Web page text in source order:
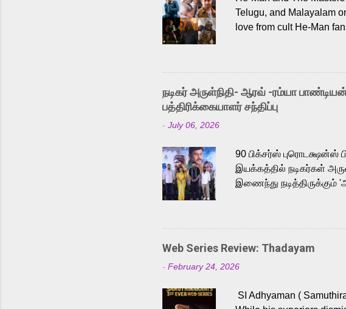
Telugu, and Malayalam
love from cult He-Man
Adding to the growing
singer Karthik, who
like “Behene De” from
Karthik is loved for his
a strong fit for the
நடிகர் அருள்நிதி- ஆரவ் -ரம்யா
பத்திரிக்கையாளர் சந்திப்பு
- July 06, 2026
90 பிக்சர்ஸ் புரொடக்ஷன்ஸ்
இயக்கத்தில் நடிகர்கள்
இணைந்து நடித்திருக்கும்
அருள்நிதி, ஆரவ், காளி
'பருத்திவீரன்' சரவணன்,
செய்திருக்கும் இந்த
இளையராஜா கலை
மேற்கொண்டிருக்கிறார்.
இப்படத்தை சக்தி பிலிம்
Web Series Review: Thadayam
- February 24, 2026
SI Adhyaman (